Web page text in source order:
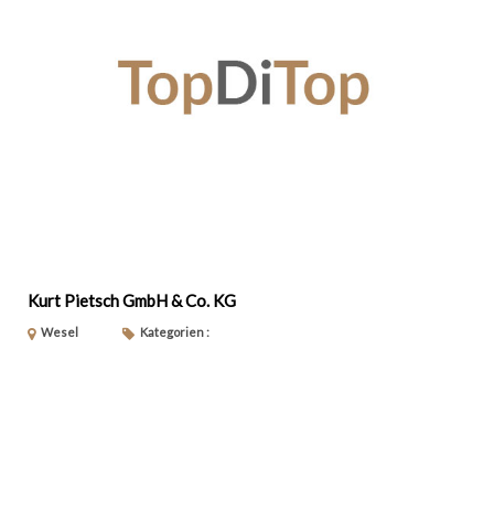
Kurt Pietsch GmbH & Co. KG
Wesel Kategorien :